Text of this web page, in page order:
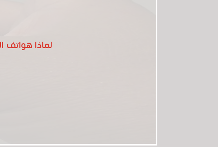
لماذا